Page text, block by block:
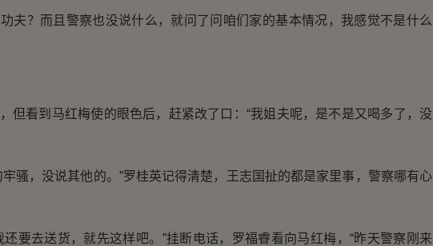
夫？而且警察也没说什么，就问了问咱们家的基本情况，我感觉不是什么
看到马红梅使的眼色后，赶紧改了口：“我姐夫呢，是不是又喝多了，没
，没说其他的。”罗桂英记得清楚，王志国扯的都是家里事，警察哪有心
去送货，就先这样吧。”挂断电话，罗福睿看向马红梅，“昨天警察刚来